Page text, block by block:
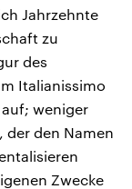
Jahrzehnte
zu
des
Italianissimo
weniger
der den Namen
Zwecke